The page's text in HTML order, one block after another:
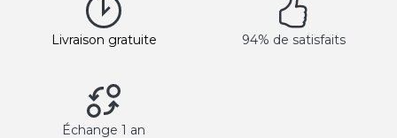
Livraison gratuite 94% de satisfaits
Échange 1 an